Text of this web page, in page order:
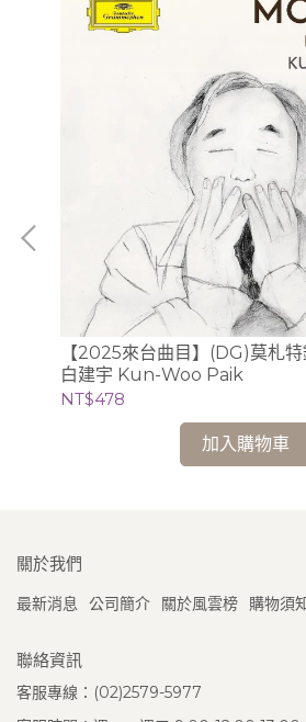
【2025來台曲目】(DG)莫札
白建宇 Kun-Woo Paik
NT$478
加入購物車
關於我們
最新消息 公司簡介 關於風雲榜 購物須
聯絡資訊
客服專線：(02)2579-5977